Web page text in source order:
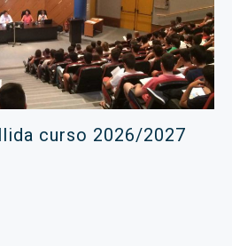
curso 2026/2027